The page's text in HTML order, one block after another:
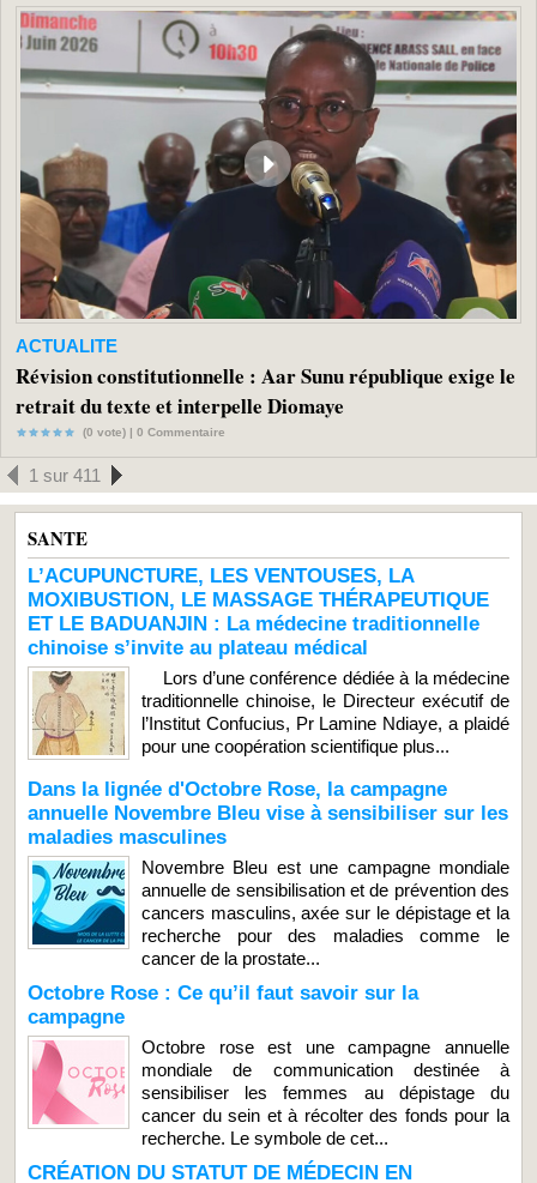
ACTUALITE
Révision constitutionnelle : Aar Sunu république exige le
retrait du texte et interpelle Diomaye
(0 vote) | 0 Commentaire
1 sur 411
SANTE
L’ACUPUNCTURE, LES VENTOUSES, LA
MOXIBUSTION, LE MASSAGE THÉRAPEUTIQUE
ET LE BADUANJIN : La médecine traditionnelle
chinoise s’invite au plateau médical
Lors d’une conférence dédiée à la médecine
traditionnelle chinoise, le Directeur exécutif de
l’Institut Confucius, Pr Lamine Ndiaye, a plaidé
pour une coopération scientifique plus...
Dans la lignée d'Octobre Rose, la campagne
annuelle Novembre Bleu vise à sensibiliser sur les
maladies masculines
Novembre Bleu est une campagne mondiale
annuelle de sensibilisation et de prévention des
cancers masculins, axée sur le dépistage et la
recherche pour des maladies comme le
cancer de la prostate...
Octobre Rose : Ce qu’il faut savoir sur la
campagne
Octobre rose est une campagne annuelle
mondiale de communication destinée à
sensibiliser les femmes au dépistage du
cancer du sein et à récolter des fonds pour la
recherche. Le symbole de cet...
CRÉATION DU STATUT DE MÉDECIN EN